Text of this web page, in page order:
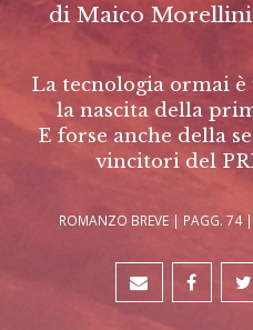
di Maico Morellini
La tecnologia ormai
la nascita della
E forse anche della
vincitori del
ROMANZO BREVE | PAGG.